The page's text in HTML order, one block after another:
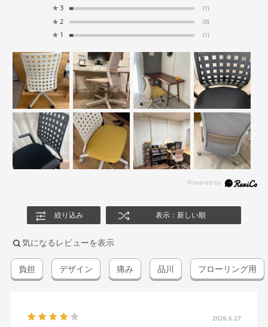
★ 3 (1)
★ 2 (0)
★ 1 (1)
絞り込み 表示：新しい順
気になるレビューを表示
負担 デザイン 痛み 品川 フローリング用
2026.6.27